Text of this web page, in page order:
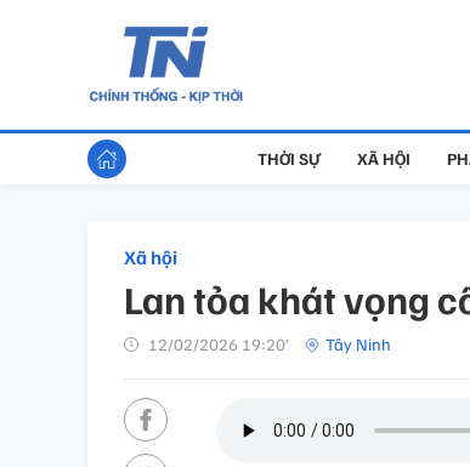
THỜI SỰ XÃ HỘI
Xã hội
Lan tỏa khát vọng
12/02/2026 19:20’ Tây Ninh